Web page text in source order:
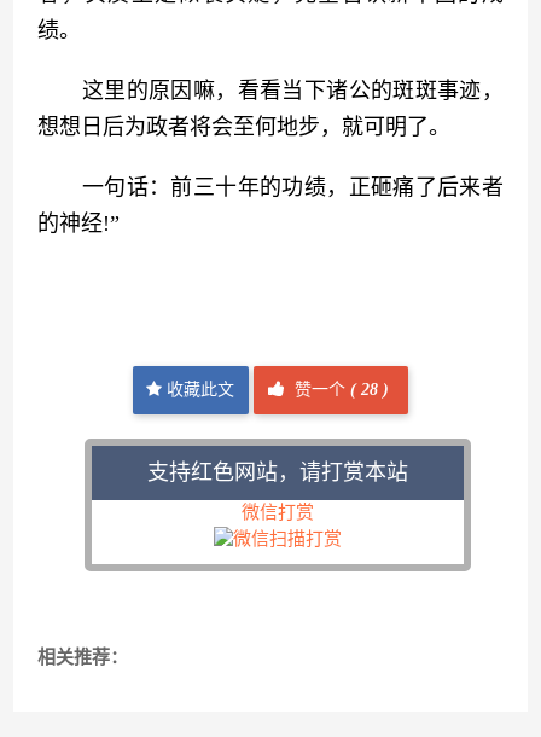
绩。
这里的原因嘛，看看当下诸公的斑斑事迹，
想想日后为政者将会至何地步，就可明了。
一句话：前三十年的功绩，正砸痛了后来者
的神经!”
收藏此文 赞一个( 28 )
支持红色网站，请打赏本站
微信打赏
相关推荐：